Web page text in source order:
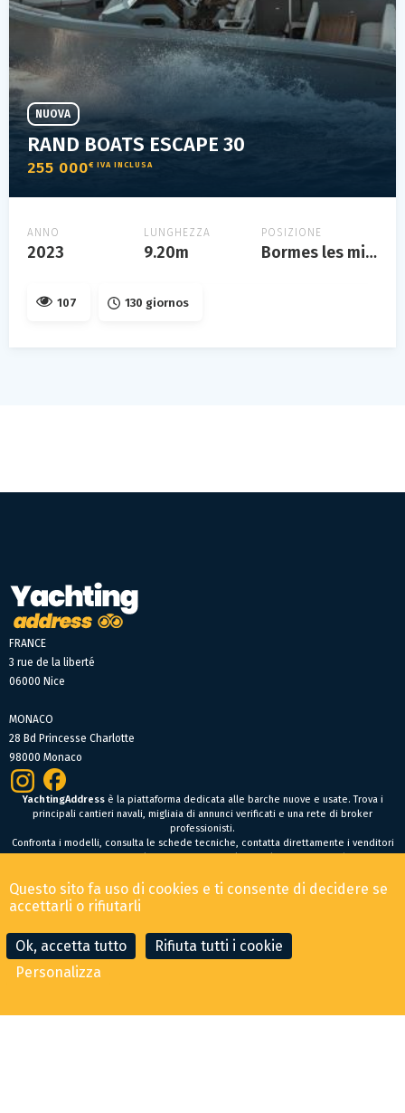
RAND BOATS ESCAPE 30
255 000€ IVA INCLUSA
NUOVA
ANNO
2023
LUNGHEZZA
9.20m
POSIZIONE
Bormes les mimosas
107 130 giornos
CONTATTA IL BROKER
FRANCE
3 rue de la liberté
06000 Nice
MONACO
28 Bd Princesse Charlotte
98000 Monaco
YachtingAddressè la piattaforma dedicata alle barche nuove e usate. Trova i
principali cantieri navali, migliaia di annunci verificati e una rete di broker
professionisti.
Confronta i modelli, consulta le schede tecniche, contatta direttamente i venditori
oppure fai un’offerta online per trovare facilmente la tua prossima barca.
Condizioni Generali di Vendita-Menzioni legali
© 2026 YachtingAddress.com
Questo sito fa uso di cookies e ti consente di decidere se
accettarli o rifiutarli
Ok, accetta tutto
Rifiuta tutti i cookie
Personalizza